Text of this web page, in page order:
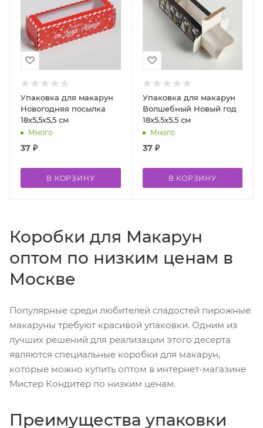
Упаковка для макарун
Новогодняя посылка
18х5,5х5,5 см
Много
37 ₽
В КОРЗИНУ
Упаковка для макарун
Волшебный Новый год
18х5.5х5.5 см
Много
37₽
В КОРЗИНУ
Коробки для Макарун
оптом по низким ценам в
Москве
Популярные среди любителей сладостей пирожные
макаруны требуют красивой упаковки. Одним из
лучших решений для реализации этого десерта
являются специальные коробки для макарун,
которые можно купить оптом в интернет-магазине
Мистер Кондитер по низким ценам.
Преимущества упаковки